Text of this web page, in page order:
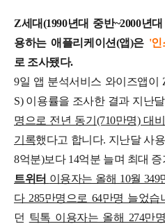
Z세대(1990년대 중반~2000년
용하는 애플리케이션(앱)은 '인
로 조사됐다.
9일 앱 분석서비스 와이즈앱이
S) 이용률을 조사한 결과 지난달
명으로 전년 동기(710만명) 대
기록했다고 합니다. 지난달 사
8억분)보다 14억분 늘며 최대
트위터 이용자는 올해 10월
다 285만명으로 64만명 늘었습
던 틱톡 이용자는 올해 274만